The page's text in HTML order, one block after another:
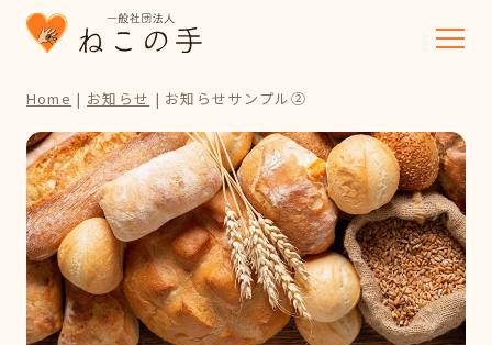
Home | お知らせ | お知らせサンプル②